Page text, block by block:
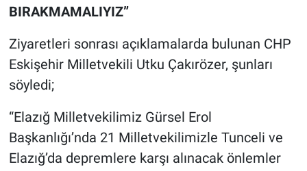
BIRAKMAMALIYIZ”
Ziyaretleri sonrası açıklamalarda bulunan CHP
Eskişehir Milletvekili Utku Çakırözer, şunları
söyledi;
“Elazığ Milletvekilimiz Gürsel Erol
Başkanlığı’nda 21 Milletvekilimizle Tunceli ve
Elazığ’da depremlere karşı alınacak önlemler